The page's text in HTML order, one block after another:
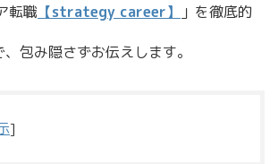
転職 【strategy career】 」を徹底的
包み隠さずお伝えします。
]